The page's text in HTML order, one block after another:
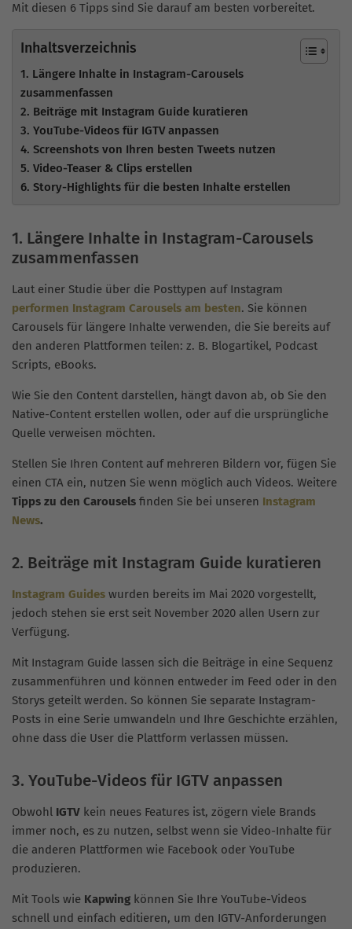
Mit diesen 6 Tipps sind Sie darauf am besten vorbereitet.
Inhaltsverzeichnis
1. Längere Inhalte in Instagram-Carousels
zusammenfassen
2. Beiträge mit Instagram Guide kuratieren
3. YouTube-Videos für IGTV anpassen
4. Screenshots von Ihren besten Tweets nutzen
5. Video-Teaser & Clips erstellen
6. Story-Highlights für die besten Inhalte erstellen
1. Längere Inhalte in Instagram-Carousels
zusammenfassen
Laut einer Studie über die Posttypen auf Instagram
performen Instagram Carousels am besten. Sie können
Carousels für längere Inhalte verwenden, die Sie bereits auf
den anderen Plattformen teilen: z. B. Blogartikel, Podcast
Scripts, eBooks.
Wie Sie den Content darstellen, hängt davon ab, ob Sie den
Native-Content erstellen wollen, oder auf die ursprüngliche
Quelle verweisen möchten.
Stellen Sie Ihren Content auf mehreren Bildern vor, fügen Sie
einen CTA ein, nutzen Sie wenn möglich auch Videos. Weitere
Tipps zu den Carousels finden Sie bei unseren Instagram
News.
2. Beiträge mit Instagram Guide kuratieren
Instagram Guides wurden bereits im Mai 2020 vorgestellt,
jedoch stehen sie erst seit November 2020 allen Usern zur
Verfügung.
Mit Instagram Guide lassen sich die Beiträge in eine Sequenz
zusammenführen und können entweder im Feed oder in den
Storys geteilt werden. So können Sie separate Instagram-
Posts in eine Serie umwandeln und Ihre Geschichte erzählen,
ohne dass die User die Plattform verlassen müssen.
3. YouTube-Videos für IGTV anpassen
Obwohl IGTV kein neues Features ist, zögern viele Brands
immer noch, es zu nutzen, selbst wenn sie Video-Inhalte für
die anderen Plattformen wie Facebook oder YouTube
produzieren.
Mit Tools wie Kapwing können Sie Ihre YouTube-Videos
schnell und einfach editieren, um den IGTV-Anforderungen